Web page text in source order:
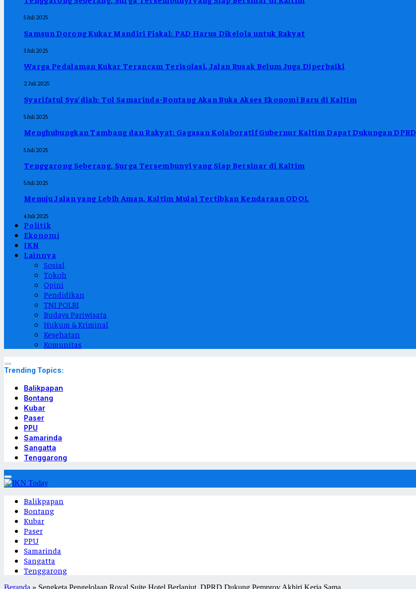
5 Juli 2025
Samsun Dorong Kukar Mandiri Fiskal: PAD Harus Dikelola untuk Rakyat
3 Juli 2025
Warga Pedalaman Kukar Terancam Terisolasi, Jalan Rusak Belum Juga Diperbaiki
2 Juli 2025
Syarifatul Sya’diah: Tol Samarinda-Bontang Akan Buka Akses Ekonomi Baru di Kaltim
5 Juli 2025
Menghubungkan Tambang dan Rakyat: Gagasan Kolaboratif Gubernur Kaltim Dapat Dukungan DPRD
5 Juli 2025
Tenggarong Seberang, Surga Tersembunyi yang Siap Bersinar di Kaltim
5 Juli 2025
Menuju Jalan yang Lebih Aman, Kaltim Mulai Tertibkan Kendaraan ODOL
4 Juli 2025
Politik
Ekonomi
IKN
Lainnya
Sosial
Tokoh
Opini
Pendidikan
TNI POLRI
Budaya Pariwisata
Hukum & Kriminal
Kesehatan
Komunitas
Trending Topics:
Balikpapan
Bontang
Kubar
Paser
PPU
Samarinda
Sangatta
Tenggarong
Balikpapan
Bontang
Kubar
Paser
PPU
Samarinda
Sangatta
Tenggarong
Beranda » Sengketa Pengelolaan Royal Suite Hotel Berlanjut, DPRD Dukung Pemprov Akhiri Kerja Sama